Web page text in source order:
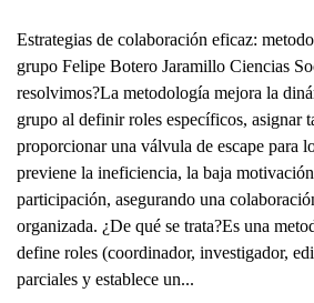
Estrategias de colaboración eficaz:
grupo Felipe Botero Jaramillo Ciencias
resolvimos?La metodología mejora la
grupo al definir roles específicos, asignar
proporcionar una válvula de escape para
previene la ineficiencia, la baja
participación, asegurando una
organizada. ¿De qué se trata?Es una
define roles (coordinador, investigador,
parciales y establece un...